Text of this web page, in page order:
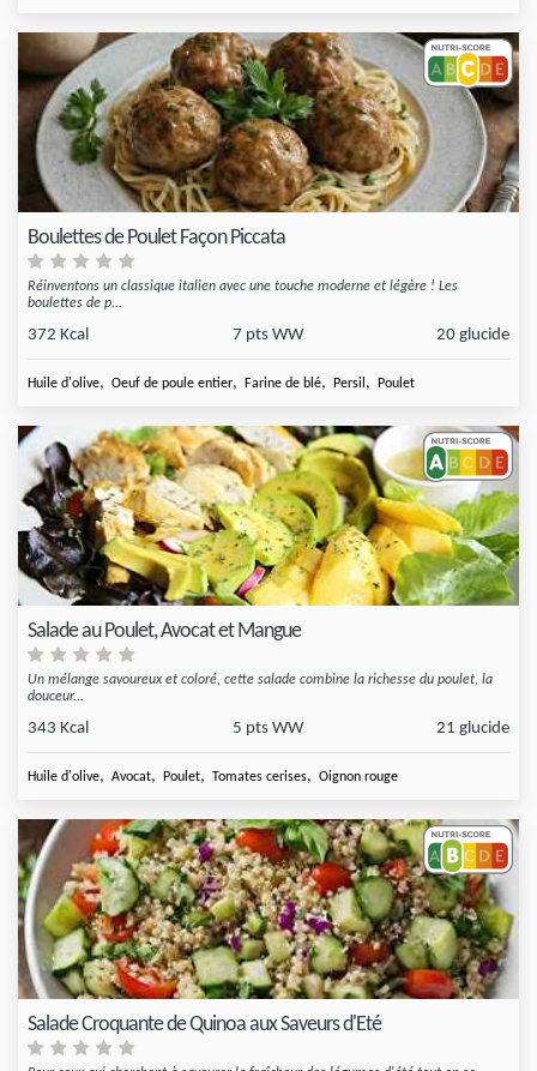
Boulettes de Poulet Façon Piccata
Réinventons un classique italien avec une touche moderne et légère ! Les
boulettes de p...
372 Kcal 7 pts WW 20 glucide
Huile d'olive, Oeuf de poule entier, Farine de blé, Persil , Poulet
Salade au Poulet, Avocat et Mangue
Un mélange savoureux et coloré, cette salade combine la richesse du poulet, la
douceur...
343 Kcal 5 pts WW 21 glucide
Huile d'olive, Avocat, Poulet, Tomates cerises, Oignon rouge
Salade Croquante de Quinoa aux Saveurs d'Eté